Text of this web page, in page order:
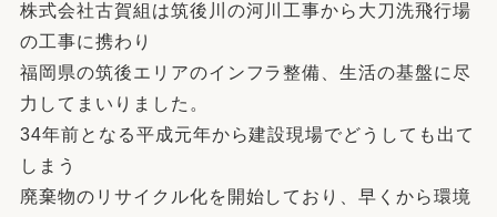
株式会社古賀組は筑後川の河川工事から大刀洗飛行場
の工事に携わり
福岡県の筑後エリアのインフラ整備、生活の基盤に尽
力してまいりました。
34年前となる平成元年から建設現場でどうしても出て
しまう
廃棄物のリサイクル化を開始しており、早くから環境